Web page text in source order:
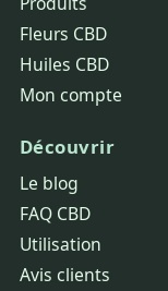
Fleurs CBD
Huiles CBD
Mon compte
Découvrir
Le blog
FAQ CBD
Utilisation
Avis clients